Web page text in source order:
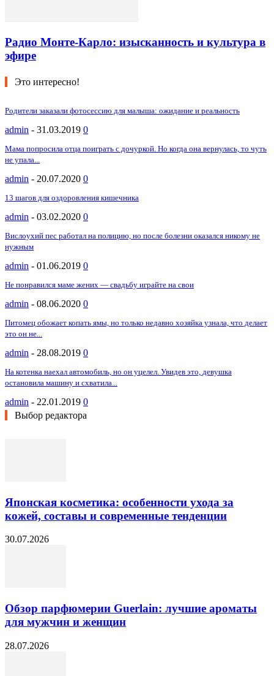
Радио Монте-Карло: изысканность и культура в
эфире
Это интересно!
Родители заказали фотосессию для малыша: ожидание и реальность
admin - 31.03.2019 0
Мама попросила отца поиграть с дочуркой. Но когда она вернулась, то чуть
не упала...
admin - 20.07.2020 0
13 шагов для оздоровления кишечника
admin - 03.02.2020 0
Вислоухий пес работал на полицию, но после болезни оказался никому не
нужным
admin - 01.06.2019 0
Не понравился маме жених — свадьбу играйте на свои
admin - 08.06.2020 0
Питомец обожает копать ямы, но только недавно хозяйка узнала, что делает
это он не...
admin - 28.08.2019 0
На котенка наехал автомобиль, но он уцелел. Увидев это, девушка
остановила машину и схватила...
admin - 22.01.2019 0
Выбор редактора
Японская косметика: особенности ухода за
кожей, составы и современные тенденции
30.07.2026
Обзор парфюмерии Guerlain: лучшие ароматы
для мужчин и женщин
28.07.2026